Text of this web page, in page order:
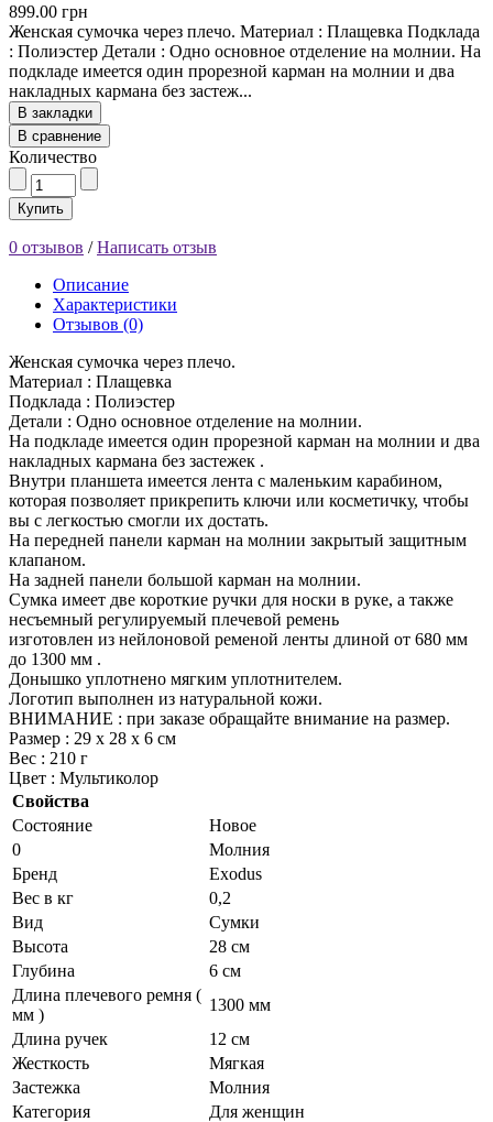
899.00 грн
Женская сумочка через плечо. Материал : Плащевка Подклада
: Полиэстер Детали : Одно основное отделение на молнии. На
подкладе имеется один прорезной карман на молнии и два
накладных кармана без застеж...
В закладки
В сравнение
Количество
Купить
0 отзывов /Написать отзыв
Описание
Характеристики
Отзывов (0)
Женская сумочка через плечо.
Материал : Плащевка
Подклада : Полиэстер
Детали : Одно основное отделение на молнии.
На подкладе имеется один прорезной карман на молнии и два
накладных кармана без застежек .
Внутри планшета имеется лента с маленьким карабином,
которая позволяет прикрепить ключи или косметичку, чтобы
вы с легкостью смогли их достать.
На передней панели карман на молнии закрытый защитным
клапаном.
На задней панели большой карман на молнии.
Сумка имеет две короткие ручки для носки в руке, а также
несъемный регулируемый плечевой ремень
изготовлен из нейлоновой ременой ленты длиной от 680 мм
до 1300 мм .
Донышко уплотнено мягким уплотнителем.
Логотип выполнен из натуральной кожи.
ВНИМАНИЕ : при заказе обращайте внимание на размер.
Размер : 29 х 28 х 6 см
Вес : 210 г
Цвет : Мультиколор
Свойства
Состояние
Новое
0
Молния
Бренд
Exodus
Вес в кг
0,2
Вид
Сумки
Высота
28 см
Глубина
6 см
Длина плечевого ремня (
мм )
1300 мм
Длина ручек
12 см
Жесткость
Мягкая
Застежка
Молния
Категория
Для женщин